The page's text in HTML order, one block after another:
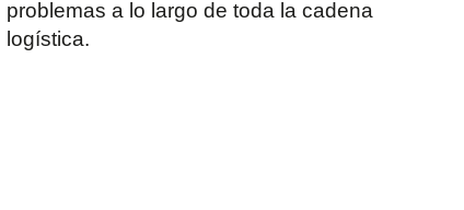
problemas a lo largo de toda la cadena
logística.